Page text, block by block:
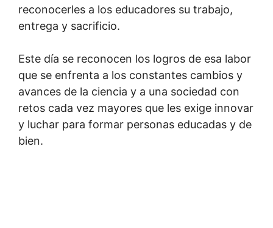
reconocerles a los educadores su trabajo,
entrega y sacrificio.
Este día se reconocen los logros de esa labor
que se enfrenta a los constantes cambios y
avances de la ciencia y a una sociedad con
retos cada vez mayores que les exige innovar
y luchar para formar personas educadas y de
bien.